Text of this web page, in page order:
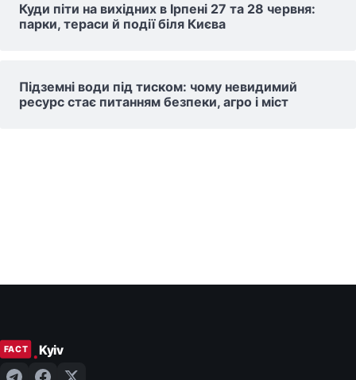
Куди піти на вихідних в Ірпені 27 та 28 червня:
парки, тераси й події біля Києва
Підземні води під тиском: чому невидимий
ресурс стає питанням безпеки, агро і міст